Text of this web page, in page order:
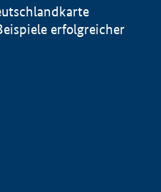
erfolgreicher